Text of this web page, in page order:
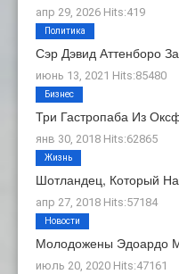
апр 29, 2026 Hits:419
Сэр Дэвид Аттенборо
июнь 13, 2021 Hits:85480
Политика
Три Гастропаба Из
янв 30, 2018 Hits:62865
Бизнес
Шотландец, Который
апр 27, 2018 Hits:57184
Жизнь
Молодожены Эдоардо
июль 20, 2020 Hits:47161
Новости